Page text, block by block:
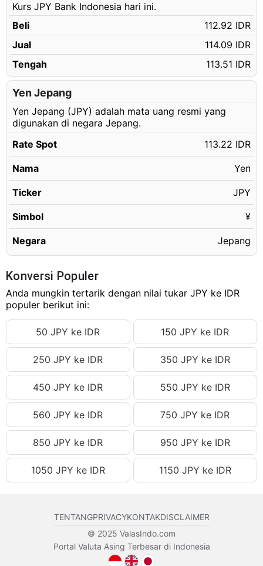
100.14 JPY
100.15 JPY
Rp11,338.98 IDR
100.16 JPY
Rp11,340.12 IDR
100.17 JPY
Rp11,341.25 IDR
100.18 JPY
100.19 JPY
Rp11,343.51 IDR
100.20 JPY
Rp11,344.64 IDR
100.21 JPY
Rp11,345.78 IDR
100.22 JPY
Rp11,346.91 IDR
100.23 JPY
Rp11,348.04 IDR
100.24 JPY
100.25 JPY
Rp11,350.31 IDR
100.27 JPY
100.28 JPY
Rp11,353.70 IDR
100.29 JPY
100.30 JPY
Rp11,355.97 IDR
100.31 JPY
100.32 JPY
Rp11,358.23 IDR
100.33 JPY
Rp11,359.36 IDR
100.34 JPY
Rp11,360.49 IDR
100.35 JPY
Rp11,361.63 IDR
100.36 JPY
Rp11,362.76 IDR
100.37 JPY
Rp11,363.89 IDR
100.39 JPY
Rp11,366.16 IDR
Rp11,367.29 IDR
100.41 JPY
Rp11,368.42 IDR
Kurs JPY Bank Indonesia hari ini.
Beli
112.92 IDR
Jual
114.09 IDR
Tengah
113.51 IDR
Yen Jepang
Yen Jepang (JPY) adalah mata uang resmi yang
digunakan di negara Jepang.
Rate Spot
113.22 IDR
Nama Yen
Ticker JPY
Simbol ¥
Negara Jepang
Konversi Populer
Anda mungkin tertarik dengan nilai tukar JPY ke IDR
populer berikut ini:
50 JPY ke IDR 150 JPY ke IDR
250 JPY ke IDR 350 JPY ke IDR
450 JPY ke IDR 550 JPY ke IDR
560 JPY ke IDR 750 JPY ke IDR
850 JPY ke IDR 950 JPY ke IDR
1050 JPY ke IDR 1150 JPY ke IDR
TENTANGPRIVACYKONTAKDISCLAIMER
© 2025 ValasIndo.com
Portal Valuta Asing Terbesar di Indonesia